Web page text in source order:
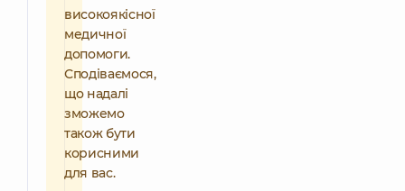
високоякісної
медичної
допомоги.
Сподіваємося,
що надалі
зможемо
також бути
корисними
для вас.